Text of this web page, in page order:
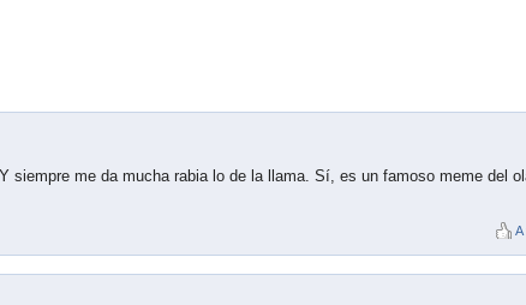
siempre me da mucha rabia lo de la llama. Sí, es un famoso meme del
A